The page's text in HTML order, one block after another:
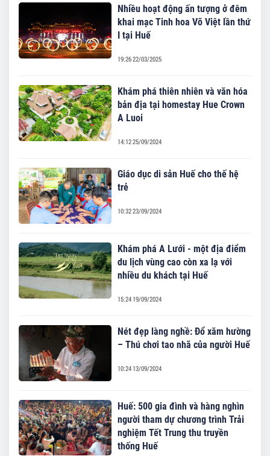
Nhiều hoạt động ấn tượng ở đêm
khai mạc Tinh hoa Võ Việt lần thứ
I tại Huế
19:26 22/03/2025
Khám phá thiên nhiên và văn hóa
bản địa tại homestay Hue Crown
A Luoi
14:12 25/09/2024
Giáo dục di sản Huế cho thế hệ
trẻ
10:32 23/09/2024
Khám phá A Lưới - một địa điểm
du lịch vùng cao còn xa lạ với
nhiều du khách tại Huế
15:24 19/09/2024
Nét đẹp làng nghề: Đổ xăm hường
– Thú chơi tao nhã của người Huế
10:24 13/09/2024
Huế: 500 gia đình và hàng nghìn
người tham dự chương trình Trải
nghiệm Tết Trung thu truyền
thống Huế